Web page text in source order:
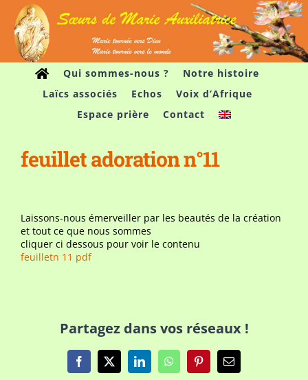
Passer
contenu
Qui sommes-nous ?
Notre histoire
Laïcs associés
Echos
Voix d’Afrique
Espace prière
Contact
feuillet adoration n°11
Laissons-nous émerveiller par les beautés de la création
et tout ce que nous sommes
cliquer ci dessous pour voir le contenu
feuilletn 11 pdf
Partagez dans vos réseaux !
Facebook
X LinkedInWhatsAppPinterestEmail